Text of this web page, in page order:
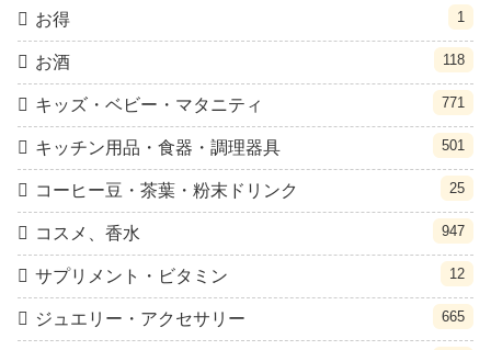
お得 1
お酒 118
キッズ・ベビー・マタニティ 771
キッチン用品・食器・調理器具 501
コーヒー豆・茶葉・粉末ドリンク 25
コスメ、香水 947
サプリメント・ビタミン 12
ジュエリー・アクセサリー 665